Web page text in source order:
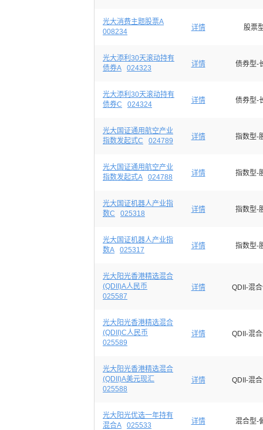
光大消费主题股票A
008234
详情 股票
光大添利30天滚动持有
债券A
024323 详情 债券型-
光大添利30天滚动持有
债券C
024324 详情 债券型-
光大国证通用航空产业
指数发起式C
024789 详情 指数型-
光大国证通用航空产业
指数发起式A
024788 详情 指数型-
光大国证机器人产业指
数C
025318 详情 指数型-
光大国证机器人产业指
数A
025317 详情 指数型-
光大阳光香港精选混合
(QDII)A人民币
025587
详情 QDII-混
光大阳光香港精选混合
(QDII)C人民币
025589
详情 QDII-混
光大阳光香港精选混合
(QDII)A美元现汇
025588
详情 QDII-混
光大阳光优选一年持有
混合A
025533 详情 混合型-